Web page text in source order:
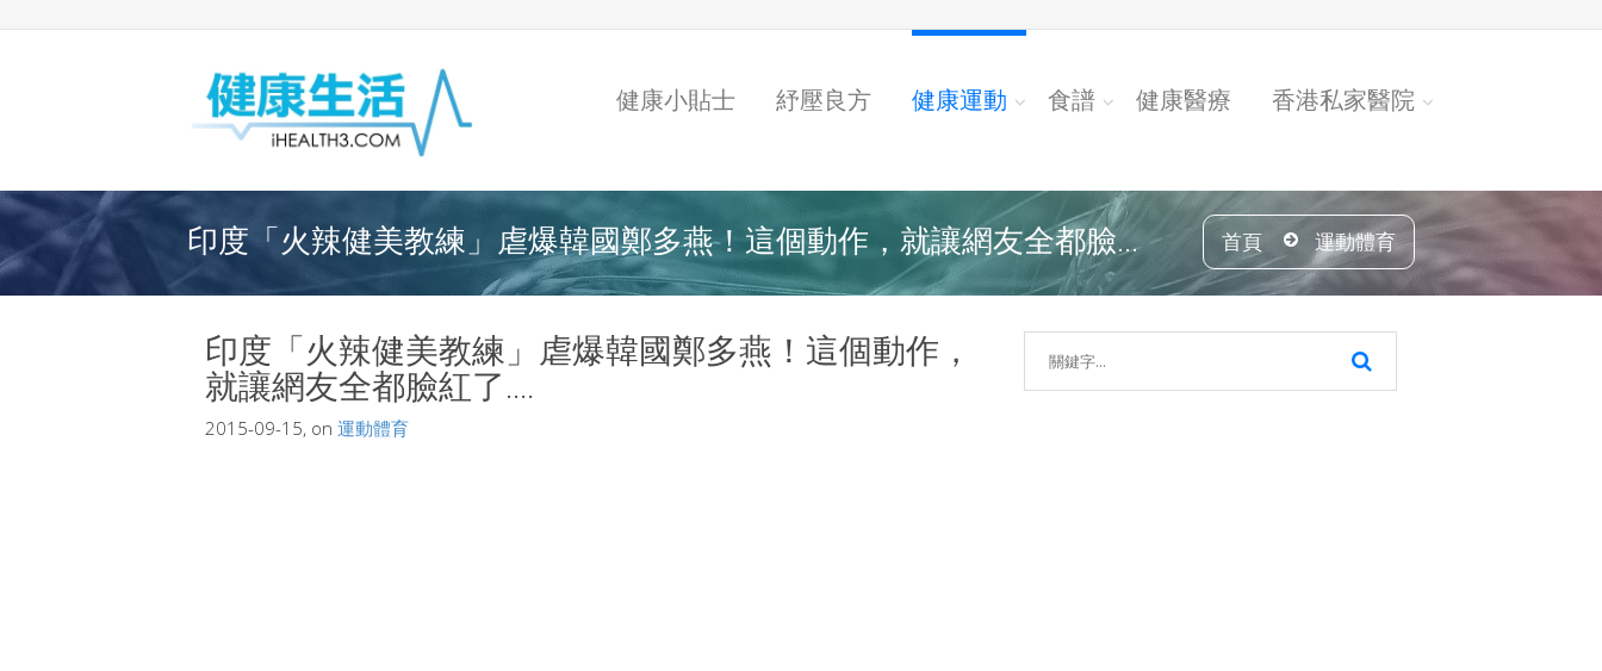
健康小貼士 紓壓良方 健康運動 食譜 健康醫療 香港私家醫院
印度「火辣健美教練」虐爆韓國鄭多燕！這個動作，就讓網友全都臉... 首頁 運動體育
印度「火辣健美教練」虐爆韓國鄭多燕！這個動作，
就讓網友全都臉紅了....
2015-09-15, on 運動體育